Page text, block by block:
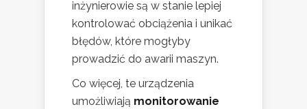
inżynierowie są w stanie lepiej
kontrolować obciążenia i unikać
błędów, które mogłyby
prowadzić do awarii maszyn.
Co więcej, te urządzenia
umożliwiają monitorowanie